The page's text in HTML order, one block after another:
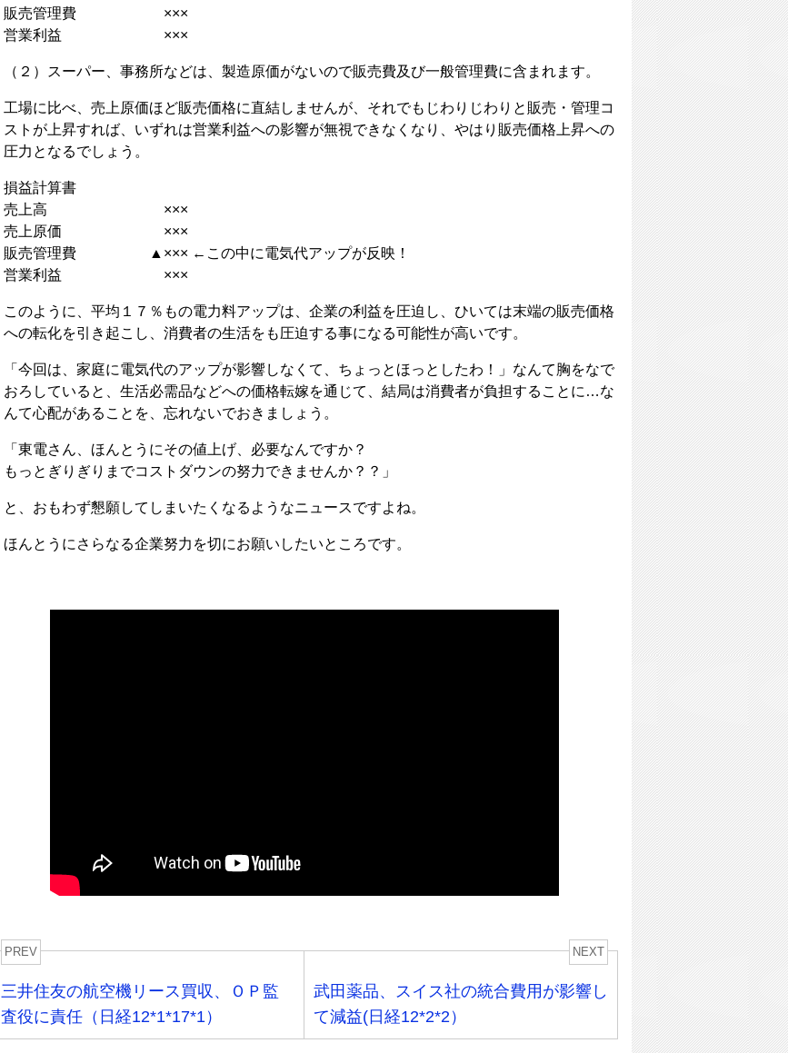
販売管理費 ×××
営業利益 ×××
（２）スーパー、事務所などは、製造原価がないので販売費及び一般管理費に含まれます。
工場に比べ、売上原価ほど販売価格に直結しませんが、それでもじわりじわりと販売・管理コ
ストが上昇すれば、いずれは営業利益への影響が無視できなくなり、やはり販売価格上昇への
圧力となるでしょう。
損益計算書
売上高 ×××
売上原価 ×××
販売管理費 ▲××× ←この中に電気代アップが反映！
営業利益 ×××
このように、平均１７％もの電力料アップは、企業の利益を圧迫し、ひいては末端の販売価格
への転化を引き起こし、消費者の生活をも圧迫する事になる可能性が高いです。
「今回は、家庭に電気代のアップが影響しなくて、ちょっとほっとしたわ！」なんて胸をなで
おろしていると、生活必需品などへの価格転嫁を通じて、結局は消費者が負担することに…な
んて心配があることを、忘れないでおきましょう。
「東電さん、ほんとうにその値上げ、必要なんですか？
もっとぎりぎりまでコストダウンの努力できませんか？？」
と、おもわず懇願してしまいたくなるようなニュースですよね。
ほんとうにさらなる企業努力を切にお願いしたいところです。
PREV
三井住友の航空機リース買収、ＯＰ監
査役に責任（日経12*1*17*1）
NEXT
武田薬品、スイス社の統合費用が影響し
て減益(日経12*2*2）